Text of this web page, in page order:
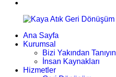
Ana Sayfa
Kurumsal
Bizi Yakından Tanıyın
İnsan Kaynakları
Hizmetler